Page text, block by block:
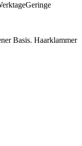
Geringe
Basis. Haarklammer